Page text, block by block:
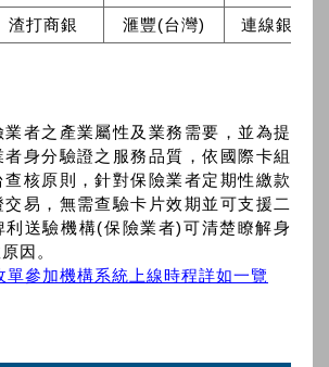
渣打商銀 滙豐(台灣) 連線銀行
者之產業屬性及業務需要，並為提
身分驗證之服務品質，依國際卡組
核原則，針對保險業者定期性繳款
易，無需查驗卡片效期並可支援二
利送驗機構(保險業者)可清楚瞭解身
因。
單參加機構系統上線時程詳如一覽